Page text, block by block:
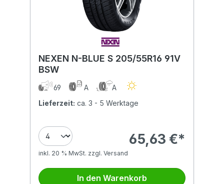
NEXEN N-BLUE S 205/55R16 91V
BSW
69 A
A
Lieferzeit: ca. 3 - 5 Werktage
65,63 €*
inkl. 20 % MwSt. zzgl. Versand
In den Warenkorb